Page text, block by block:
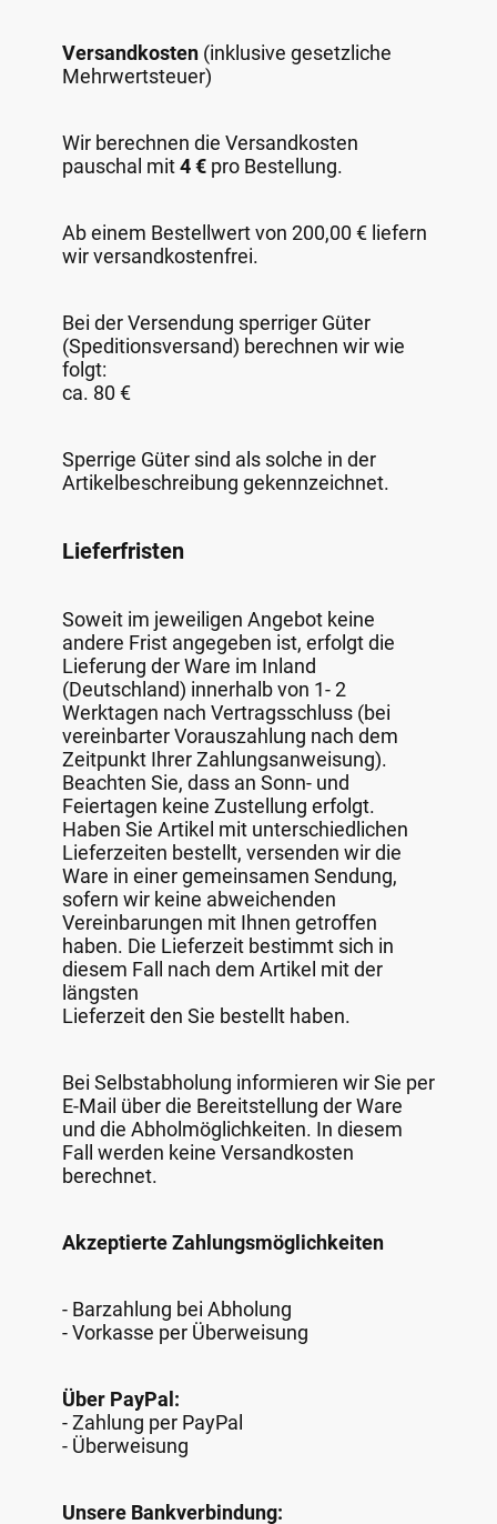
Versandkosten (inklusive gesetzliche
Mehrwertsteuer)
Wir berechnen die Versandkosten
pauschal mit4 € pro Bestellung.
Ab einem Bestellwert von 200,00 € liefern
wir versandkostenfrei.
Bei der Versendung sperriger Güter
(Speditionsversand) berechnen wir wie
folgt:
ca. 80 €
Sperrige Güter sind als solche in der
Artikelbeschreibung gekennzeichnet.
Lieferfristen
Soweit im jeweiligen Angebot keine
andere Frist angegeben ist, erfolgt die
Lieferung der Ware im Inland
(Deutschland) innerhalb von 1- 2
Werktagen nach Vertragsschluss (bei
vereinbarter Vorauszahlung nach dem
Zeitpunkt Ihrer Zahlungsanweisung).
Beachten Sie, dass an Sonn- und
Feiertagen keine Zustellung erfolgt.
Haben Sie Artikel mit unterschiedlichen
Lieferzeiten bestellt, versenden wir die
Ware in einer gemeinsamen Sendung,
sofern wir keine abweichenden
Vereinbarungen mit Ihnen getroffen
haben. Die Lieferzeit bestimmt sich in
diesem Fall nach dem Artikel mit der
längsten
Lieferzeit den Sie bestellt haben.
Bei Selbstabholung informieren wir Sie per
E-Mail über die Bereitstellung der Ware
und die Abholmöglichkeiten. In diesem
Fall werden keine Versandkosten
berechnet.
Akzeptierte Zahlungsmöglichkeiten
- Barzahlung bei Abholung
- Vorkasse per Überweisung
Über PayPal:
- Zahlung per PayPal
- Überweisung
Unsere Bankverbindung: